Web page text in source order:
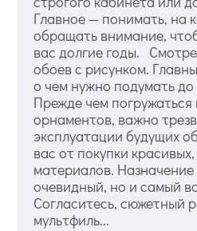
Главное — понимать, на
обращать внимание,
вас долгие годы.
обоев с рисунком.
о чем нужно подумать до
Прежде чем погружаться
орнаментов, важно
эксплуатации будущих
вас от покупки
материалов.
очевидный, но и самый
Согласитесь, сюжетный
мультфиль...